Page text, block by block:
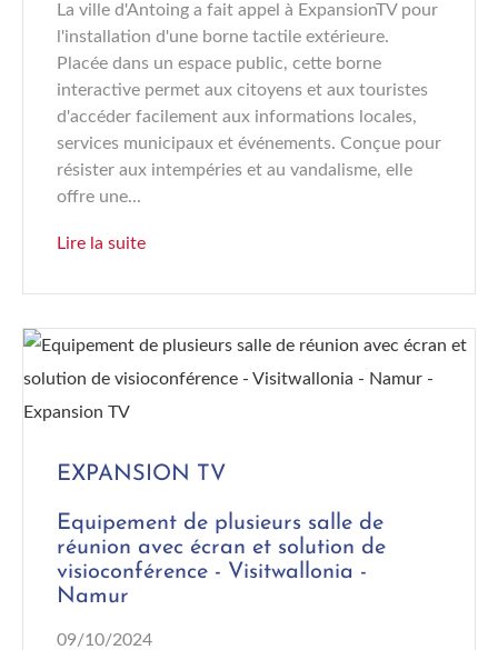
La ville d'Antoing a fait appel à ExpansionTV pour
l'installation d'une borne tactile extérieure.
Placée dans un espace public, cette borne
interactive permet aux citoyens et aux touristes
d'accéder facilement aux informations locales,
services municipaux et événements. Conçue pour
résister aux intempéries et au vandalisme, elle
offre une...
Lire la suite
EXPANSION TV
Equipement de plusieurs salle de
réunion avec écran et solution de
visioconférence - Visitwallonia -
Namur
09/10/2024